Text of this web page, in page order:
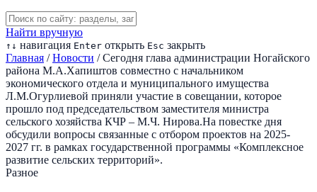
Найти вручную
↑ ↓ навигация Enter открыть Esc закрыть
Главная / Новости / Сегодня глава администрации Ногайского
района М.А.Хапиштов совместно с начальником
экономического отдела и муниципального имущества
Л.М.Огурлиевой приняли участие в совещании, которое
прошло под председательством заместителя министра
сельского хозяйства КЧР – М.Ч. Нирова.На повестке дня
обсудили вопросы связанные с отбором проектов на 2025-
2027 гг. в рамках государственной программы «Комплексное
развитие сельских территорий».
Разное